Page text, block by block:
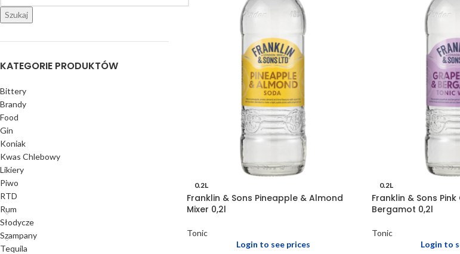
Szukaj
KATEGORIE PRODUKTÓW
Bittery
Brandy
Food
Gin
Koniak
Kwas Chlebowy
Likiery
Piwo
RTD
Rum
Słodycze
Szampany
Tequila
0.2L
Franklin & Sons Pineapple & Almond
Mixer 0,2l
Tonic
Login to see prices
0.2L
Franklin & Sons
Bergamot 0,2l
Tonic
Login to